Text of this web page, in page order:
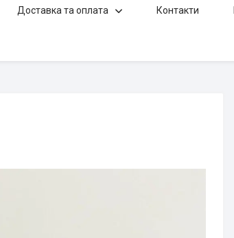
Доставка та оплата Контакти